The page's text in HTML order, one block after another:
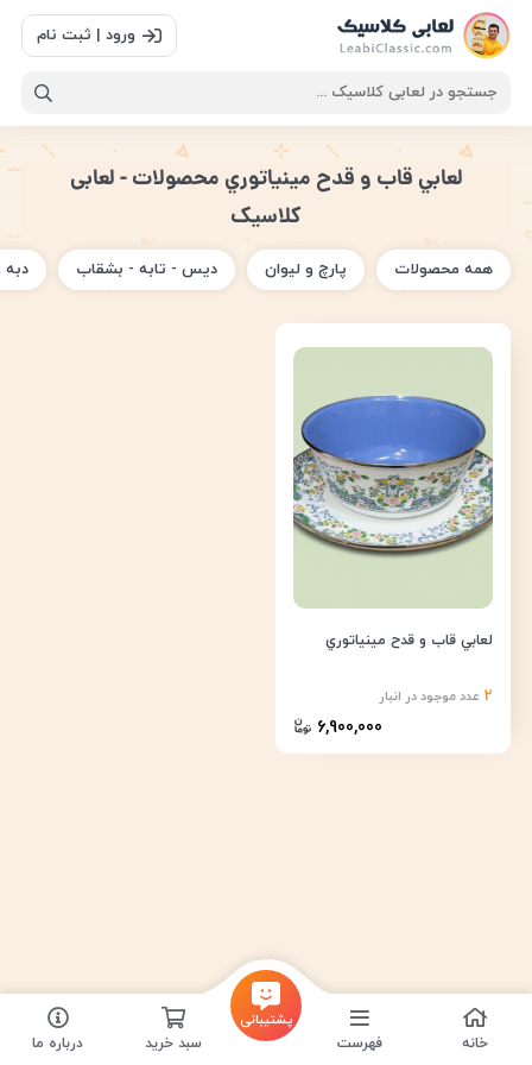
ورود | ثبت نام
لعابي قاب و قدح مينياتوري محصولات - لعابی
کلاسیک
همه محصولات پارچ و لیوان دیس - تابه - بشقاب
2 عدد موجود در انبار
لعابي قاب و قدح مينياتوري
6,900,000
خانه فهرست درباره ما سبد خرید
پشتیبانی